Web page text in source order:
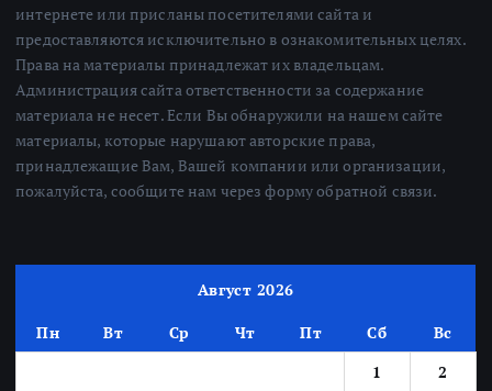
интернете или присланы посетителями сайта и
предоставляются исключительно в ознакомительных целях.
Права на материалы принадлежат их владельцам.
Администрация сайта ответственности за содержание
материала не несет. Если Вы обнаружили на нашем сайте
материалы, которые нарушают авторские права,
принадлежащие Вам, Вашей компании или организации,
пожалуйста, сообщите нам через форму обратной связи.
Август 2026
Пн Вт Ср Чт Пт Сб
Вс
1
2